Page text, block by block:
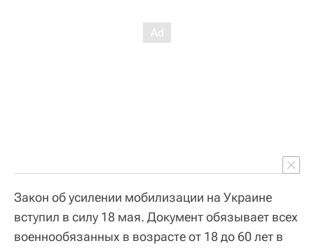
Закон об усилении мобилизации на Украине
вступил в силу 18 мая. Документ обязывает всех
военнообязанных в возрасте от 18 до 60 лет в